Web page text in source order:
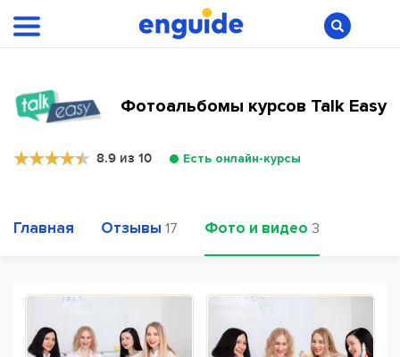
Фотоальбомы курсов Talk Easy
8.9 из 10 Есть онлайн-курсы
Главная Отзывы 17 Фото и видео 3